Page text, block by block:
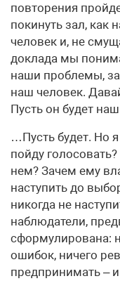
повторения
покинуть зал, как
человек и, не
доклада мы
наши проблемы,
наш человек.
Пусть он будет
…Пусть будет. Но я
пойду
нем? Зачем ему
наступить до
никогда не
наблюдатели,
сформулирована:
ошибок, ничего
предпринимать –